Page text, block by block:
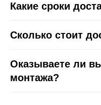
Какие сроки
Сколько стоит
Оказываете ли
монтажа?